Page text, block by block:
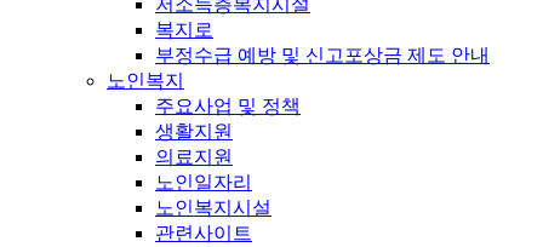
저소득층복지시설
복지로
부정수급 예방 및 신고포상금 제도 안내
노인복지
주요사업 및 정책
생활지원
의료지원
노인일자리
노인복지시설
관련사이트